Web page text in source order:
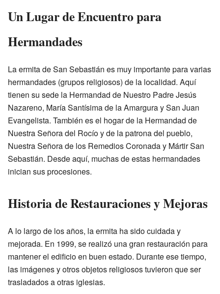
Un Lugar de Encuentro para
Hermandades
La ermita de San Sebastián es muy importante para varias
hermandades (grupos religiosos) de la localidad. Aquí
tienen su sede la Hermandad de Nuestro Padre Jesús
Nazareno, María Santísima de la Amargura y San Juan
Evangelista. También es el hogar de la Hermandad de
Nuestra Señora del Rocío y de la patrona del pueblo,
Nuestra Señora de los Remedios Coronada y Mártir San
Sebastián. Desde aquí, muchas de estas hermandades
inician sus procesiones.
Historia de Restauraciones y Mejoras
A lo largo de los años, la ermita ha sido cuidada y
mejorada. En 1999, se realizó una gran restauración para
mantener el edificio en buen estado. Durante ese tiempo,
las imágenes y otros objetos religiosos tuvieron que ser
trasladados a otras iglesias.